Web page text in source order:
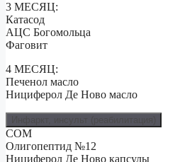
3 МЕСЯЦ:
Катасод
АЦС Богомольца
Фаговит
4 МЕСЯЦ:
Печенол масло
Нициферол Де Ново масло
СОМ
Олигопептид №12
Нициферол Де Ново капсулы